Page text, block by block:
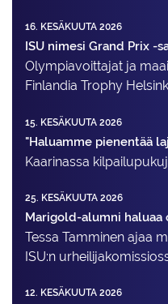
16. KESÄKUUTA 2026
ISU nimesi Grand Prix -
Olympiavoittajat ja
Finlandia Trophy
15. KESÄKUUTA 2026
"Haluamme pienentää
Kaarinassa
25. KESÄKUUTA 2026
Marigold-alumni haluaa
Tessa Tamminen ajaa
ISU:n
12. KESÄKUUTA 2026